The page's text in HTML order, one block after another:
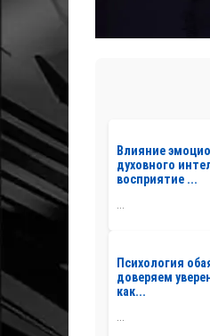
Влияние
духовного
восприятие ...
...
Психология
доверяем
как...